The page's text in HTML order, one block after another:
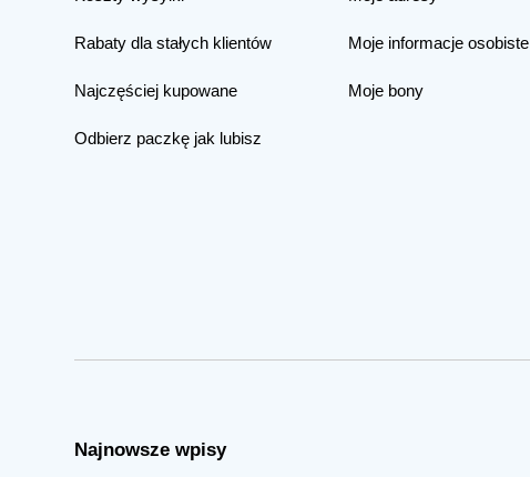
Rabaty dla stałych klientów
Najczęściej kupowane
Odbierz paczkę jak lubisz
Moje informacje osobiste
Moje bony
Najnowsze wpisy